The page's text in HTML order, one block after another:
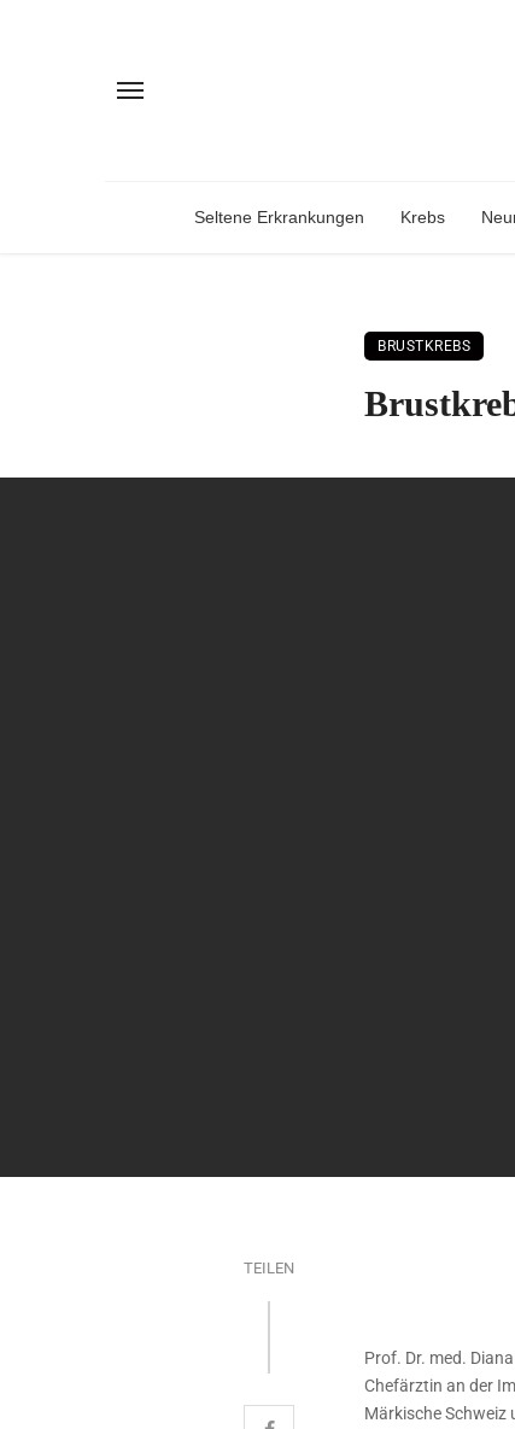
Seltene Erkrankungen Krebs
BRUSTKREBS
TEILEN
Prof. Dr. med.
Chefärztin an der
Märkische Schweiz